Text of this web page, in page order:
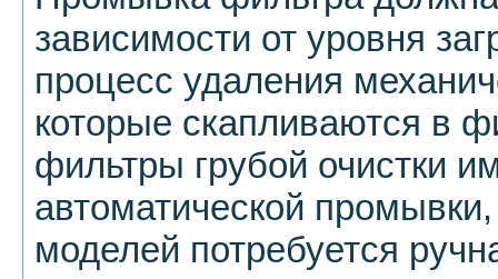
зависимости от уровня
процесс удаления
которые скапливаются в
фильтры грубой очистки
автоматической
моделей потребуется